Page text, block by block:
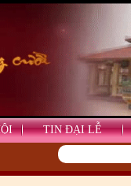
TIN ĐẠI LỄ